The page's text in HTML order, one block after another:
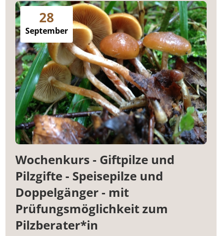
28
September
Wochenkurs - Giftpilze und
Pilzgifte - Speisepilze und
Doppelgänger - mit
Prüfungsmöglichkeit zum
Pilzberater*in